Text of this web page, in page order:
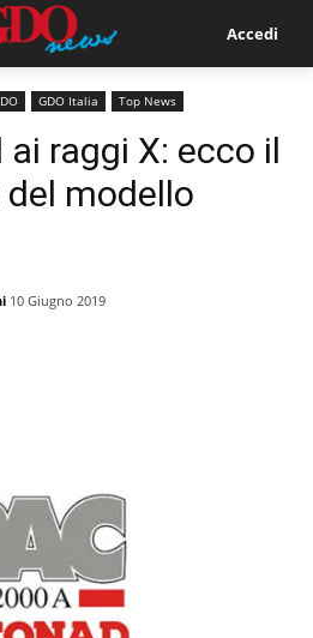
Accedi
GDO Italia Top News
ai raggi X: ecco il
modello
10 Giugno 2019